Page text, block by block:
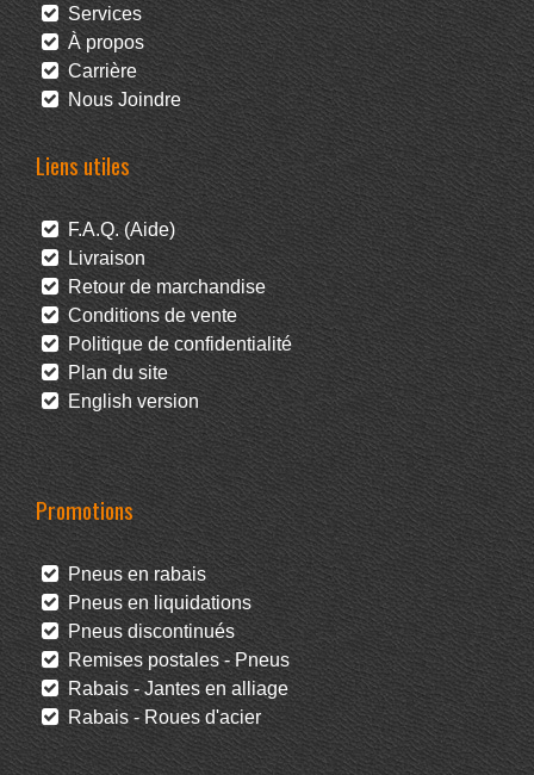
Services
À propos
Carrière
Nous Joindre
Liens utiles
F.A.Q. (Aide)
Livraison
Retour de marchandise
Conditions de vente
Politique de confidentialité
Plan du site
English version
Promotions
Pneus en rabais
Pneus en liquidations
Pneus discontinués
Remises postales - Pneus
Rabais - Jantes en alliage
Rabais - Roues d'acier